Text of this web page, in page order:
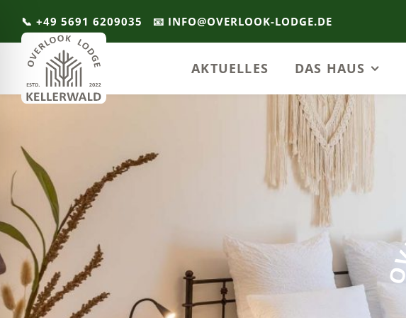
📞 +49 5691 6209035 📧 INFO@OVERLOOK-LODGE.DE
AKTUELLES DAS HAUS
Modus